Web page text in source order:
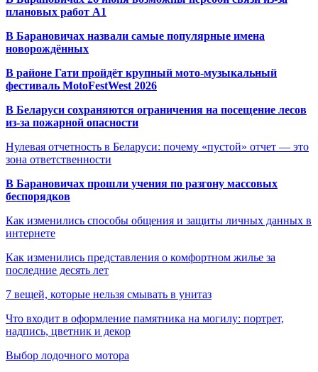
плановых работ A1
В Барановичах назвали самые популярные имена
новорождённых
В районе Гати пройдёт крупный мото-музыкальный
фестиваль MotoFestWest 2026
В Беларуси сохраняются ограничения на посещение лесов
из-за пожарной опасности
Нулевая отчетность в Беларуси: почему «пустой» отчет — это
зона ответственности
В Барановичах прошли учения по разгону массовых
беспорядков
Как изменились способы общения и защиты личных данных в
интернете
Как изменились представления о комфортном жилье за
последние десять лет
7 вещей, которые нельзя смывать в унитаз
Что входит в оформление памятника на могилу: портрет,
надпись, цветник и декор
Выбор лодочного мотора